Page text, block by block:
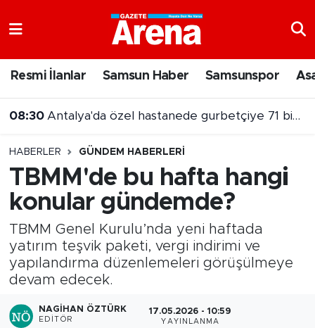
Resmi İlanlar Samsun Haber Samsunspor
08:30 Antalya'da özel hastanede gurbetçiye 71 bin liralık fatura
Salah karşılamasında renkli anlar:Firavun Trabzon'da!
HABERLER GÜNDEM HABERLERI
TBMM'de bu hafta hangi
konular gündemde?
TBMM Genel Kurulu’nda yeni haftada
yatırım teşvik paketi, vergi indirimi ve
yapılandırma düzenlemeleri görüşülmeye
devam edecek.
NAGIHAN ÖZTÜRK
EDITÖR
17.05.2026 - 10:59
YAYINLANMA
Samsun Namaz Vakitleri
Süper Lig Puan Durumu ve Fikstür
Tüm Manşetler
Son Dakika Haberleri
Haber Arşivi